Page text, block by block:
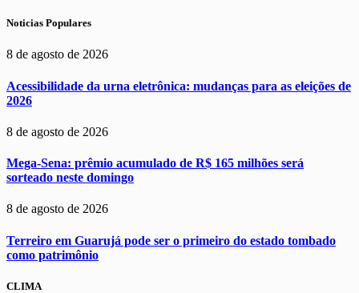
Noticias Populares
8 de agosto de 2026
Acessibilidade da urna eletrônica: mudanças para as eleições de
2026
8 de agosto de 2026
Mega-Sena: prêmio acumulado de R$ 165 milhões será
sorteado neste domingo
8 de agosto de 2026
Terreiro em Guarujá pode ser o primeiro do estado tombado
como patrimônio
CLIMA